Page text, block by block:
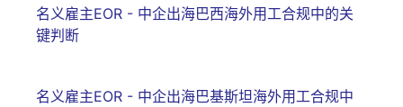
名义雇主EOR - 中企出海巴西海外用工合规中的关
键判断
名义雇主EOR - 中企出海巴基斯坦海外用工合规中